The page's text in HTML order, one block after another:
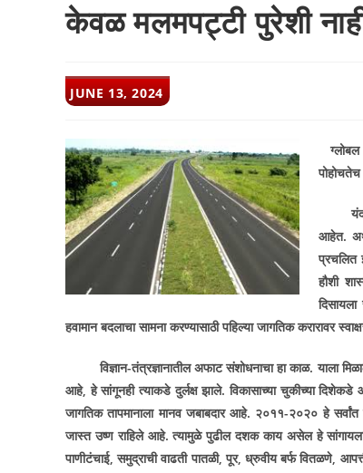
केवळ मलमपट्टी पुरेशी
POST
PUBLISHED:
JUNE 13, 2024
ग्लोबल
यंदाचा
आहेत.
प्रचलित
हौशी
हवामान बदलाचा सामना करण्यासाठी पहिल्या जागतिक करारावर
विज्ञान-तंत्रज्ञानातील अफाट संशोधनाचा हा काळ. याला
आहे,हेसांगूनही त्याकडे दुर्लक्ष झाले. विकासाच्या चुकीच्या
जागतिक तापमानाला मानव जबाबदार आहे. २०११-२०२० हे
जास्त उष्ण राहिले आहे. त्यामुळे पुढील दशक काय असेल हे
पाणीटंचाई,समुद्राची वाढती पातळी,पूर,ध्रुवीय बर्फ वितळणे,